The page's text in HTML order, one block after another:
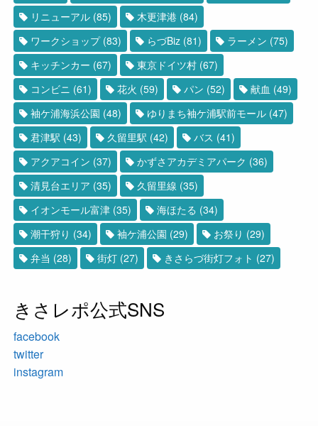
リニューアル (85) 木更津港 (84)
ワークショップ(83) らづBiz (81) ラーメン (75)
キッチンカー (67) 東京ドイツ村 (67)
コンビニ (61) 花火 (59) パン (52) 献血 (49)
袖ケ浦海浜公園 (48) ゆりまち袖ケ浦駅前モール (47)
君津駅 (43) 久留里駅 (42) バス (41)
アクアコイン (37) かずさアカデミアパーク (36)
清見台エリア (35) 久留里線 (35)
イオンモール富津 (35) 海ほたる (34)
潮干狩り (34) 袖ケ浦公園 (29) お祭り (29)
弁当 (28) 街灯 (27) きさらづ街灯フォト (27)
きさレポ公式SNS
facebook
twitter
instagram